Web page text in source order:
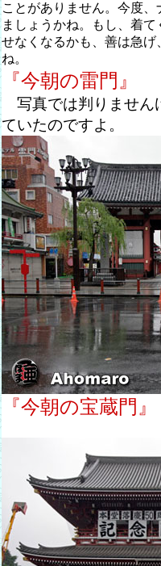
ことがありません。今度
ましょうかね。もし、着
せなくなるかも、善は急
ね。
『今朝の雷門』
写真では判りません
ていたのですよ。
『今朝の宝蔵門』